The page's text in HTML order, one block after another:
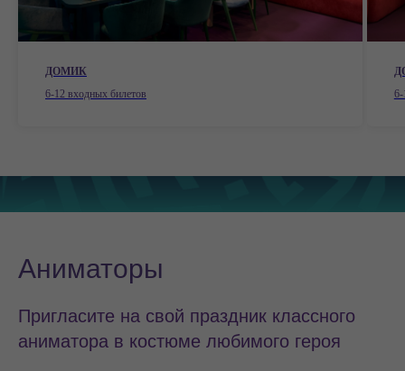
ДОМИК
6-12 входных билетов
6-
Аниматоры
Пригласите на свой праздник классного
аниматора в костюме любимого героя